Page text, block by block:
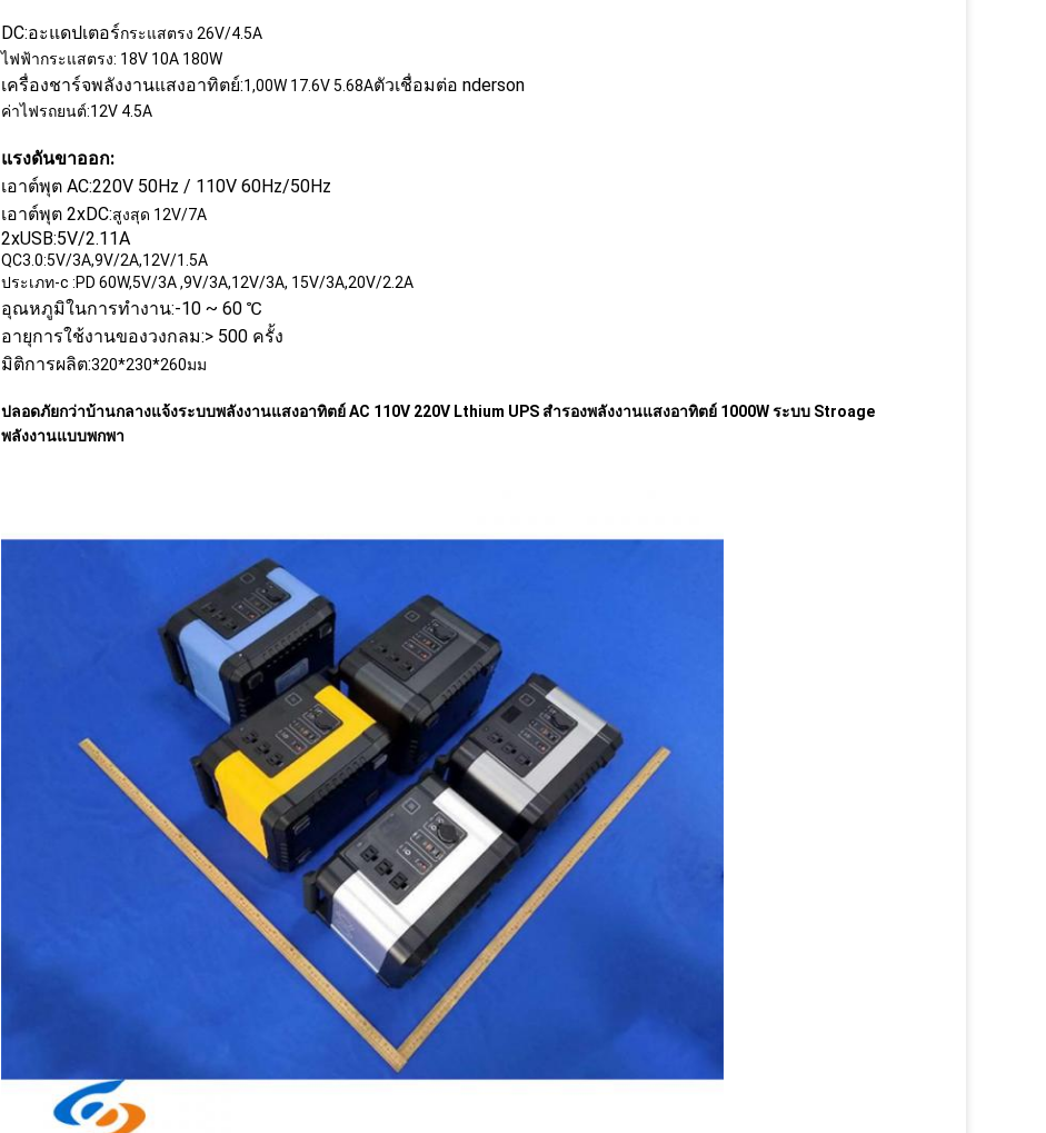
DC:อะแดปเตอร์กระแสตรง 26V/4.5A
ไฟฟ้ากระแสตรง: 18V 10A 180W
เครื่องชาร์จพลังงานแสงอาทิตย์:1,00W 17.6V 5.68Aตัวเชื่อมต่อ nderson
ค่าไฟรถยนต์:12V 4.5A
แรงดันขาออก:
เอาต์พุต AC:220V 50Hz / 110V 60Hz/50Hz
เอาต์พุต 2xDC:สูงสุด 12V/7A
2xUSB:5V/2.11A
QC3.0:5V/3A,9V/2A,12V/1.5A
ประเภท-c :PD 60W,5V/3A ,9V/3A,12V/3A, 15V/3A,20V/2.2A
อุณหภูมิในการทำงาน:-10 ~ 60 ℃
อายุการใช้งานของวงกลม:> 500 ครั้ง
มิติการผลิต:320*230*260มม
ปลอดภัยกว่าบ้านกลางแจ้งระบบพลังงานแสงอาทิตย์ AC 110V 220V Lthium UPS สำรองพลังงานแสงอาทิตย์ 1000W ระบบ Stroage
พลังงานแบบพกพา